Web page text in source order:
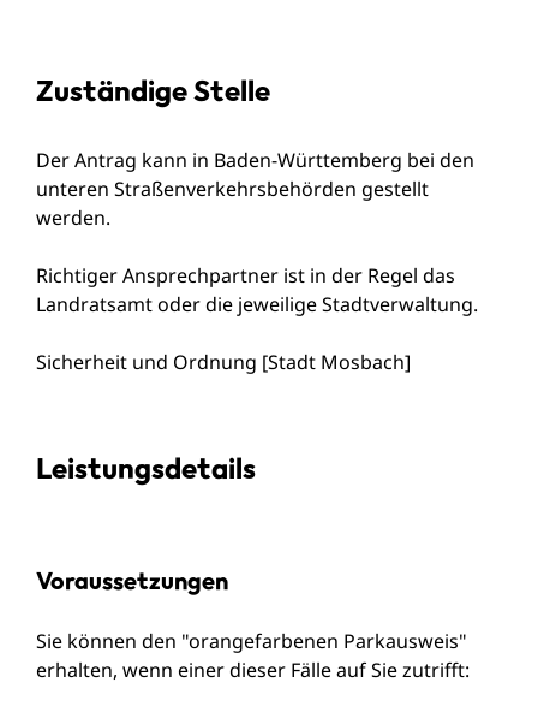
Zuständige Stelle
Der Antrag kann in Baden-Württemberg bei den
unteren Straßenverkehrsbehörden gestellt
werden.
Richtiger Ansprechpartner ist in der Regel das
Landratsamt oder die jeweilige Stadtverwaltung.
Sicherheit und Ordnung [Stadt Mosbach]
Leistungsdetails
Voraussetzungen
Sie können den "orangefarbenen Parkausweis"
erhalten, wenn einer dieser Fälle auf Sie zutrifft: